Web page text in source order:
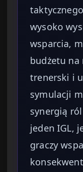
wysoko
wsparcia,
budżetu na
trenerski i
symulacji
synergią
jeden IGL,
graczy